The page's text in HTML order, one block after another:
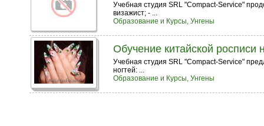
Учебная студия SRL "Compact-Service"
визажист; - ...
Образование и Курсы, Унгены
Обучение китайской росписи
Учебная студия SRL "Compact-Service"
ногтей: ...
Образование и Курсы, Унгены